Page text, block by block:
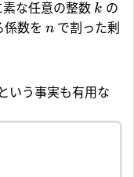
素な任意の整数 k の
係数を n で割った剰
いう事実も有用な